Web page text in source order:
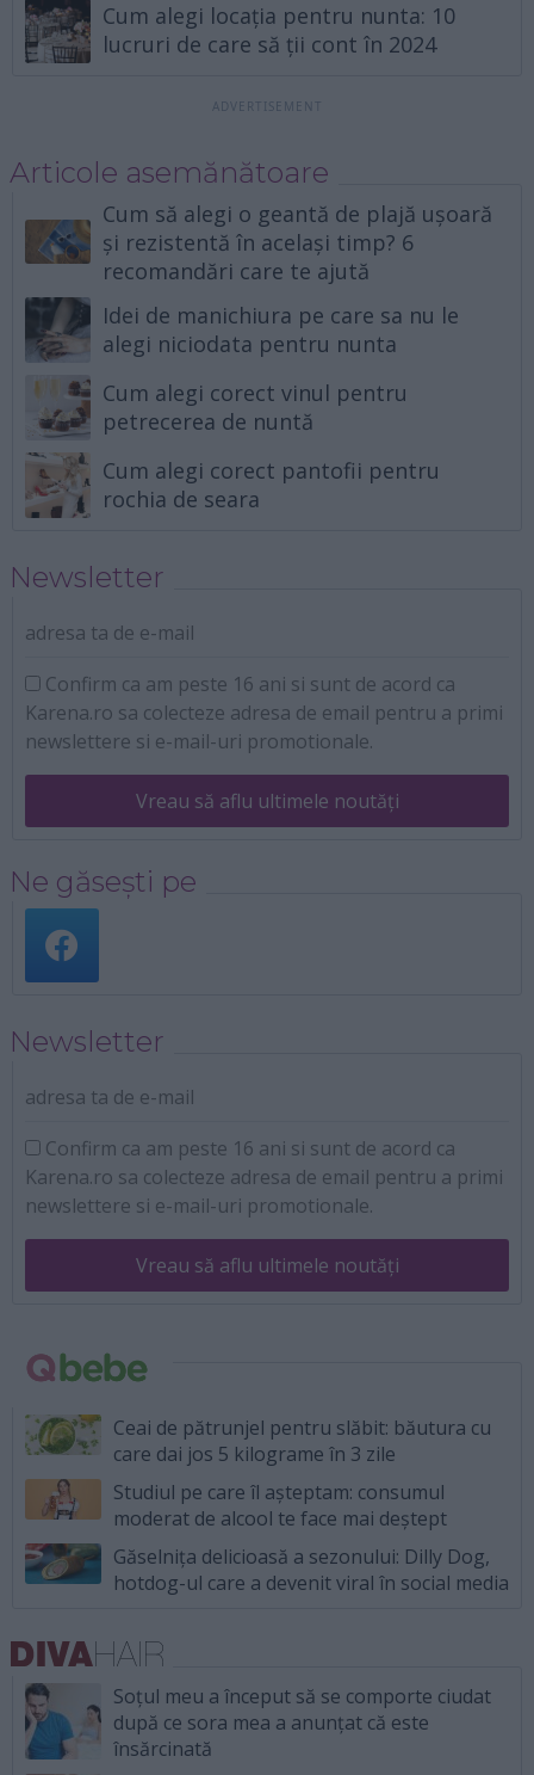
Cum alegi locația pentru nunta: 10
lucruri de care să ții cont în 2024
Articole asemănătoare
Cum să alegi o geantă de plajă ușoară
și rezistentă în același timp? 6
recomandări care te ajută
Idei de manichiura pe care sa nu le
alegi niciodata pentru nunta
Cum alegi corect vinul pentru
petrecerea de nuntă
Cum alegi corect pantofii pentru
rochia de seara
Newsletter
adresa ta de e-mail
Confirm ca am peste 16 ani si sunt de acord ca
Karena.ro sa colecteze adresa de email pentru a primi
newslettere si e-mail-uri promotionale.
Vreau să aflu ultimele noutăți
Ne găsești pe
Newsletter
adresa ta de e-mail
Confirm ca am peste 16 ani si sunt de acord ca
Karena.ro sa colecteze adresa de email pentru a primi
newslettere si e-mail-uri promotionale.
Vreau să aflu ultimele noutăți
Ceai de pătrunjel pentru slăbit: băutura cu
care dai jos 5 kilograme în 3 zile
Studiul pe care îl așteptam: consumul
moderat de alcool te face mai deștept
Găselnița delicioasă a sezonului: Dilly Dog,
hotdog-ul care a devenit viral în social media
Soțul meu a început să se comporte ciudat
după ce sora mea a anunțat că este
însărcinată